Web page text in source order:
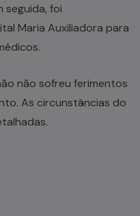
seguida, foi
Maria Auxiliadora para
não sofreu ferimentos
As circunstâncias do